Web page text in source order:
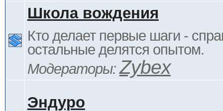
Школа вождения
Кто делает первые шаги -
остальные делятся опытом.
Модераторы:Zybex
Эндуро